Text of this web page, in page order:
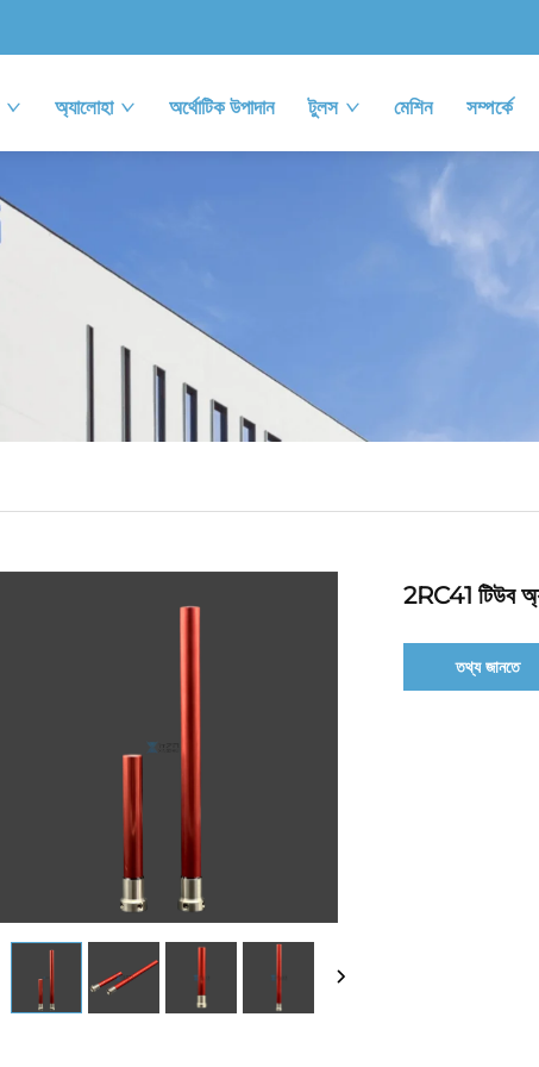
অ্যালোহা অর্থোটিক উপাদান টুলস মেশিন সম্পর্কে
2RC41 টিউব
তথ্য জানতে